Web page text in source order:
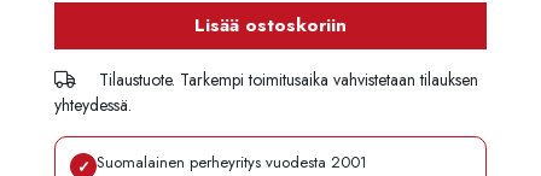
Lisää ostoskoriin
Tilaustuote. Tarkempi toimitusaika vahvistetaan tilauksen
yhteydessä.
✓ Suomalainen perheyritys vuodesta 2001